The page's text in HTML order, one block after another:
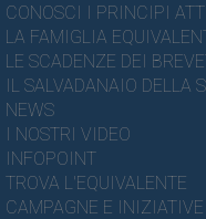
CONOSCI I PRINCIPI
LA FAMIGLIA
LE SCADENZE DEI
IL SALVADANAIO DELLA
NEWS
I NOSTRI VIDEO
INFOPOINT
TROVA L'EQUIVALENTE
CAMPAGNE E INIZIATIVE